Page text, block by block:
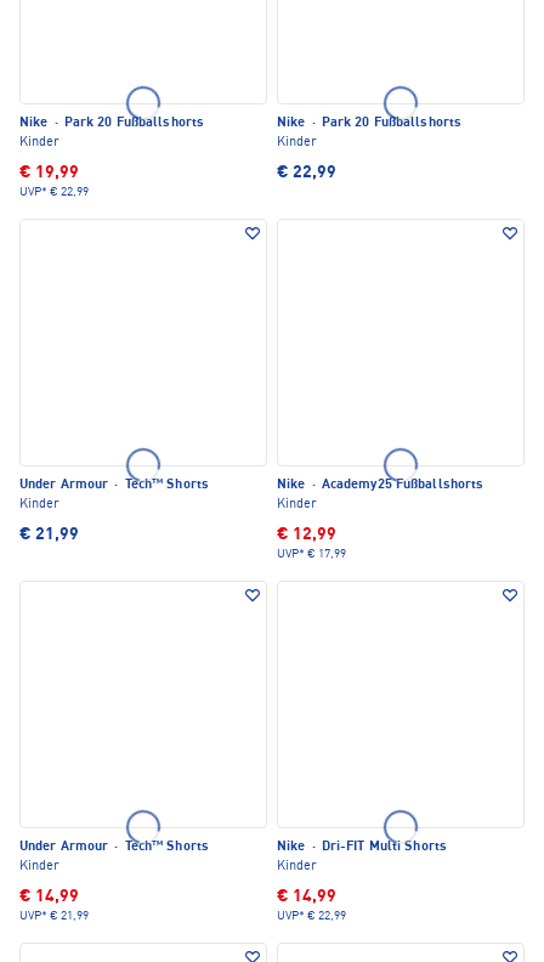
Nike · Park 20 Fußballshorts
Kinder
€ 19,99
UVP* € 22,99
Nike · Park 20 Fußballshorts
Kinder
€ 22,99
Under Armour ·
Tech™ Shorts
Kinder
€ 21,99
Nike · Academy25 Fußballshorts
Kinder
€ 12,99
UVP* € 17,99
Under Armour ·
Tech™ Shorts
Kinder
€ 14,99
UVP* € 21,99
Nike · Dri-FIT Multi Shorts
Kinder
€ 14,99
UVP* € 22,99